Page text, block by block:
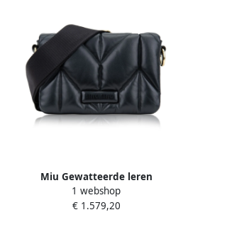
Miu Gewatteerde leren
schoudertas voor dames Black
Dames
1 webshop
€ 1.579,20